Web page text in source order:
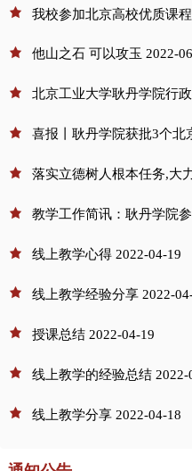
我校参加北京高校优质课
他山之石 可以攻玉 2022-
喜报丨耿丹学院获批3个北
落实立德树人根本任务,大
线上教学心得 2022-04-19
线上教学经验分享 2022-
授课总结 2022-04-19
线上教学的经验总结 2022-
线上教学分享 2022-04-18